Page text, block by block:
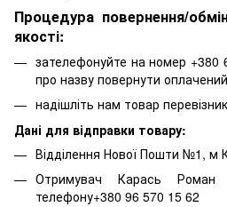
Процедура повернення/
якості:
зателефонуйте на номер +380
про назву повернути
надішліть нам товар
Дані для відправки товару:
Відділення Нової Пошти №1, м
Отримувач Карась Роман
телефону+380 96 570 15 62